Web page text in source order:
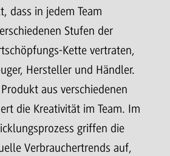
dass in jedem Team
Stufen der
Kette vertraten,
Hersteller und Händler.
aus verschiedenen
die Kreativität im Team. Im
griffen die
Verbrauchertrends auf,